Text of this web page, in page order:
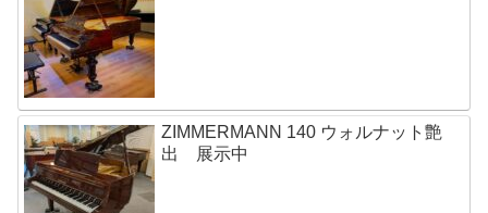
ZIMMERMANN 140 ウォルナット艶
出 展示中